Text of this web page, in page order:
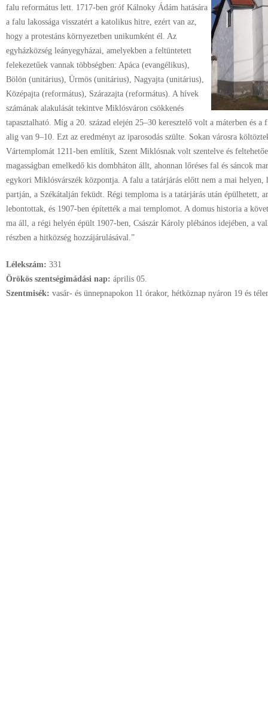
falu református lett. 1717-ben gróf Kálnoky Ádám hatására
a falu lakossága visszatért a katolikus hitre, ezért van az,
hogy a protestáns környezetben unikumként él. Az
egyházközség leányegyházai, amelyekben a feltüntetett
felekezetűek vannak többségben: Apáca (evangélikus),
Bölön (unitárius), Ürmös (unitárius), Nagyajta (unitárius),
Középajta (református), Szárazajta (református). A hívek
számának alakulását tekintve Miklósváron csökkenés
tapasztalható. Míg a 20. század elején 25–30 keresztelő volt a máterben és
alig van 9–10. Ezt az eredményt az iparosodás szülte. Sokan városra
Vártemplomát 1211-ben említik, Szent Miklósnak volt szentelve és
magasságban emelkedő kis dombháton állt, ahonnan lőréses fal és sáncok
egykori Miklósvárszék központja. A falu a tatárjárás előtt nem a mai helyen,
partján, a Székátalján feküdt. Régi temploma is a tatárjárás után épülhetett,
lebontottak, és 1907-ben építették a mai templomot. A domus historia a
ma áll, a régi helyén épült 1907-ben, Császár Károly plébános idejében, a
részben a hitközség hozzájárulásával.”
Lélekszám: 331
Örökös szentségimádási nap: április 05.
Szentmisék: vasár- és ünnepnapokon 11 órakor, hétköznap nyáron 19 és